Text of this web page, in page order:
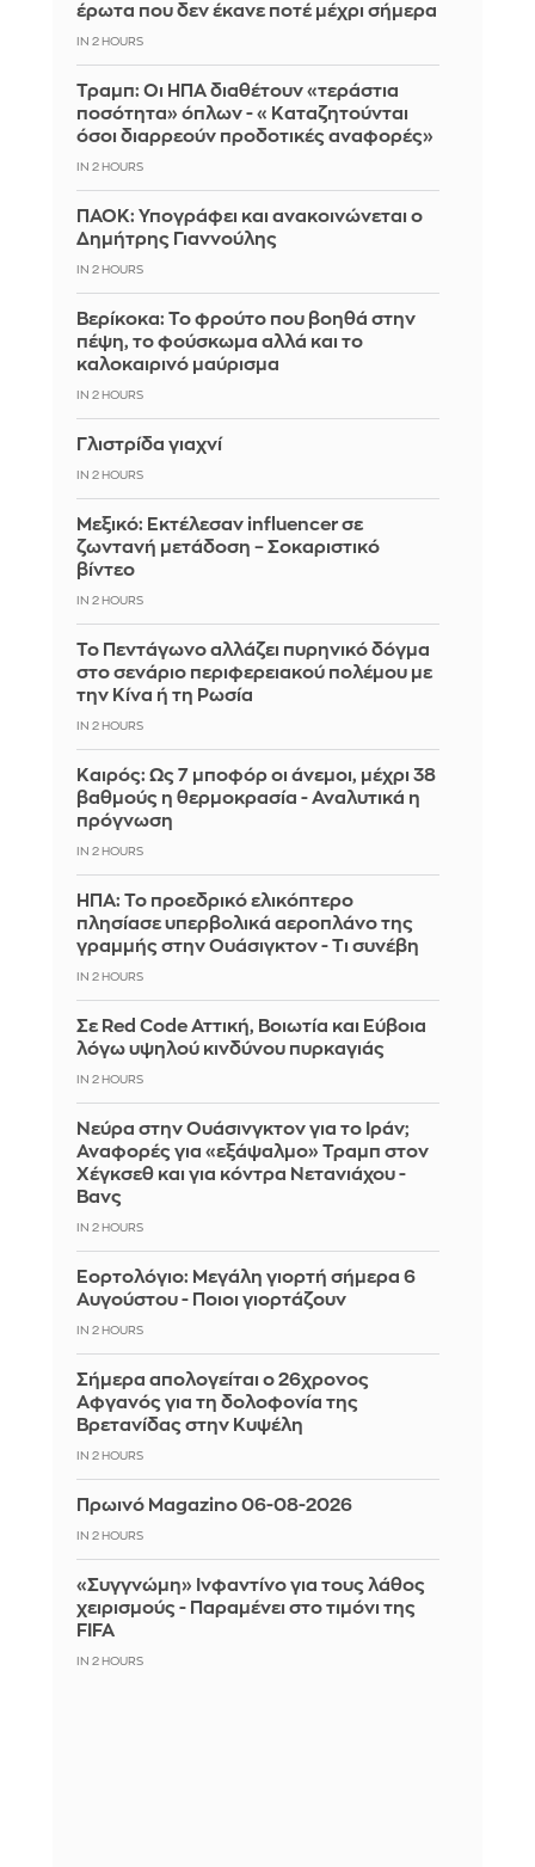
έρωτα που δεν έκανε ποτέ μέχρι σήμερα
IN 2 HOURS
Τραμπ: Οι ΗΠΑ διαθέτουν «τεράστια
ποσότητα» όπλων - «Καταζητούνται
όσοι διαρρεούν προδοτικές αναφορές»
IN 2 HOURS
ΠΑΟΚ: Υπογράφει και ανακοινώνεται ο
Δημήτρης Γιαννούλης
IN 2 HOURS
Βερίκοκα: Το φρούτο που βοηθά στην
πέψη, το φούσκωμα αλλά και το
καλοκαιρινό μαύρισμα
IN 2 HOURS
Γλιστρίδα γιαχνί
IN 2 HOURS
Μεξικό: Εκτέλεσαν influencer σε
ζωντανή μετάδοση – Σοκαριστικό
βίντεο
IN 2 HOURS
Το Πεντάγωνο αλλάζει πυρηνικό δόγμα
στο σενάριο περιφερειακού πολέμου με
την Κίνα ή τη Ρωσία
IN 2 HOURS
Καιρός: Ως 7 μποφόρ οι άνεμοι, μέχρι 38
βαθμούς η θερμοκρασία - Αναλυτικά η
πρόγνωση
IN 2 HOURS
ΗΠΑ: Το προεδρικό ελικόπτερο
πλησίασε υπερβολικά αεροπλάνο της
γραμμής στην Ουάσιγκτον - Τι συνέβη
IN 2 HOURS
Σε Red Code Αττική, Βοιωτία και Εύβοια
λόγω υψηλού κινδύνου πυρκαγιάς
IN 2 HOURS
Νεύρα στην Ουάσινγκτον για το Ιράν;
Αναφορές για «εξάψαλμο» Τραμπ στον
Χέγκσεθ και για κόντρα Νετανιάχου -
Βανς
IN 2 HOURS
Εορτολόγιο: Μεγάλη γιορτή σήμερα 6
Αυγούστου - Ποιοι γιορτάζουν
IN 2 HOURS
Σήμερα απολογείται ο 26χρονος
Αφγανός για τη δολοφονία της
Βρετανίδας στην Κυψέλη
IN 2 HOURS
Πρωινό Magazino 06-08-2026
IN 2 HOURS
«Συγγνώμη» Ινφαντίνο για τους λάθος
χειρισμούς - Παραμένει στο τιμόνι της
FIFA
IN 2 HOURS